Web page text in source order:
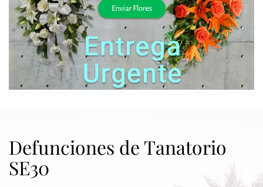
Defunciones de Tanatorio
SE30